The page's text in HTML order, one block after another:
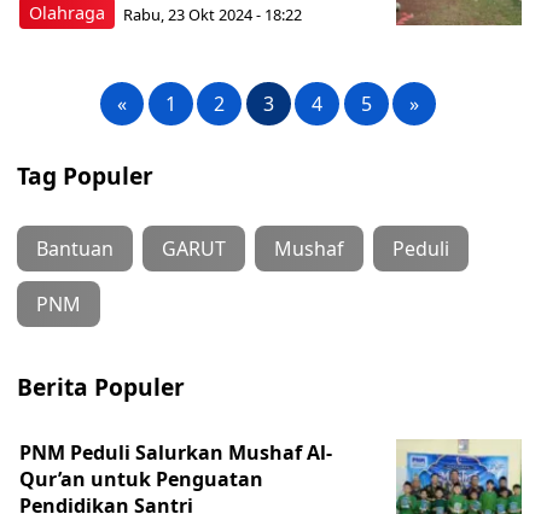
Olahraga Rabu, 23 Okt 2024 - 18:22
« 1 2 3 4 5 »
Tag Populer
Bantuan GARUT Mushaf Peduli
PNM
Berita Populer
PNM Peduli Salurkan Mushaf Al-
Qur’an untuk Penguatan
Pendidikan Santri